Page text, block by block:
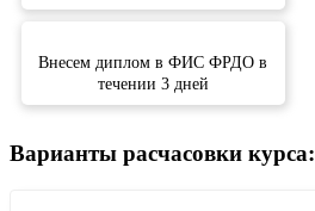
Внесем диплом в ФИС ФРДО в
течении 3 дней
Варианты расчасовки курса: